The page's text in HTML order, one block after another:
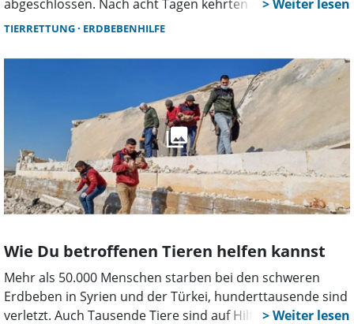
abgeschlossen. Nach acht Tagen kehrten alle Kräfte
wohlbehalten zurück. Auch Helfer aus Wunstorf waren an
TIERRETTUNG ERDBEBENHILFE
Wie Du betroffenen Tieren helfen kannst
Mehr als 50.000 Menschen starben bei den schweren
Erdbeben in Syrien und der Türkei, hunderttausende sind
verletzt. Auch Tausende Tiere sind auf Hilfe angewiesen.